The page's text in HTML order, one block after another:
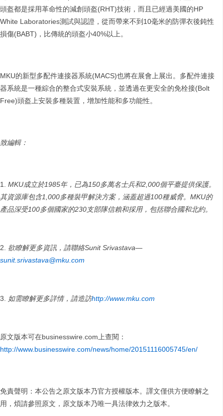
頭盔都是採用革命性的減創頭盔(RHT)技術，而且已經過美國的HP
White Laboratories測試與認證，從而帶來不到10毫米的防彈衣後鈍性
損傷(BABT)，比傳統的頭盔小40%以上。
MKU的新型多配件連接器系統(MACS)也將在展會上展出。多配件連接
器系統是一種綜合的整合式安裝系統，並透過在更安全的免栓接(Bolt
Free)頭盔上安裝多種裝置，增加性能和多功能性。
致編輯：
MKU成立於1985年，已為150多萬名士兵和2,000個平臺提供保護。
其資源庫包含1,000多種裝甲解決方案，涵蓋超過100種威脅。 MKU的
產品深受100多個國家的230支部隊信賴和採用，包括聯合國和北約。
欲瞭解更多資訊，請聯絡Sunit Srivastava—
sunit.srivastava@mku.com
如需瞭解更多詳情，請造訪http://www.mku.com
原文版本可在businesswire.com上查閱：
http://www.businesswire.com/news/home/20151116005745/en/
免責聲明：本公告之原文版本乃官方授權版本。譯文僅供方便瞭解之
用，煩請參照原文，原文版本乃唯一具法律效力之版本。